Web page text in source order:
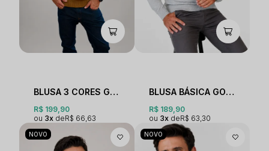
BLUSA 3 CORES GOLA O
R$ 199,90
3x
R$ 66,63
BLUSA BÁSICA GOLA ALTA
R$ 189,90
3x
R$ 63,30
NOVO NOVO